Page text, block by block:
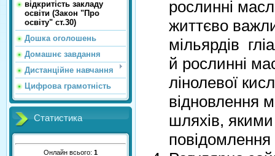
відкритість закладу
освіти (Закон "Про
освіту" ст.30)
Дошка оголошень
Домашнє завдання
Дистанційне навчання
Цифрова грамотність
Статистика
Онлайн всього: 1
рослинні
життєво
мільярдів
й рослинні
лінолевої
відновлення
шляхів,
повідомлення